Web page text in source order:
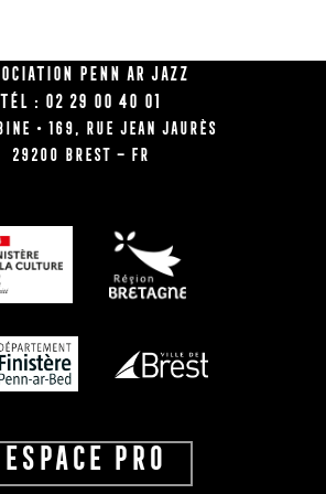
Penn Ar Jazz
Tél : 02 29 00 40 01
• 169, rue Jean Jaurès
29200 BREST – FR
ESPACE PRO